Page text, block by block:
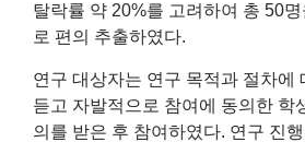
탈락률 약 20%를 고려하여 총 50
로 편의 추출하였다.
연구 대상자는 연구 목적과 절차에
듣고 자발적으로 참여에 동의한 학
의를 받은 후 참여하였다. 연구 진행